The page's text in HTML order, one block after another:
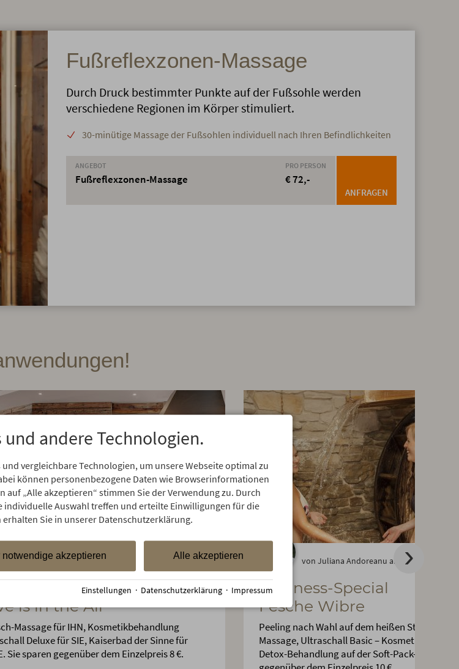
Fußreflexzonen-Massage
Durch Druck bestimmter Punkte auf der Fußsohle werden
verschiedene Regionen im Körper stimuliert.
30-minütige Massage der Fußsohlen individuell nach Ihren Befindlichkeiten
ANGEBOT
Fußreflexzonen-Massage
PRO PERSON
€ 72,-
ANFRAGEN
von Juliana Andoreanu am 28.09.2020
Special
is in the Air
Massage für IHN, Kosmetikbehandlung
Deluxe für SIE, Kaiserbad der Sinne für
Sie sparen gegenüber dem Einzelpreis 8 €.
von Juliana Andoreanu am 14.03.2018
Wellness-Special
Fesche Wibre
Peeling nach Wahl auf dem heißen Stein,
Massage, Ultraschall Basic –
Detox-Behandlung auf der Soft-Pack-Liege. Sie
andere Technologien.
vergleichbare Technologien, um unsere Webseite optimal zu
können personenbezogene Daten wie Browserinformationen
„Alle akzeptieren“ stimmen Sie der Verwendung zu. Durch
individuelle Auswahl treffen und erteilte Einwilligungen für die
Sie in unserer Datenschutzerklärung.
Alle akzeptieren
notwendige akzeptieren
Einstellungen · Datenschutzerklärung · Impressum